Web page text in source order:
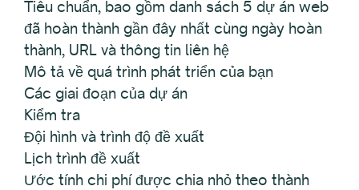
Tiêu chuẩn, bao gồm danh sách 5 dự án web
đã hoàn thành gần đây nhất cùng ngày hoàn
thành, URL và thông tin liên hệ
Mô tả về quá trình phát triển của bạn
Các giai đoạn của dự án
Kiểm tra
Đội hình và trình độ đề xuất
Lịch trình đề xuất
Ước tính chi phí được chia nhỏ theo thành